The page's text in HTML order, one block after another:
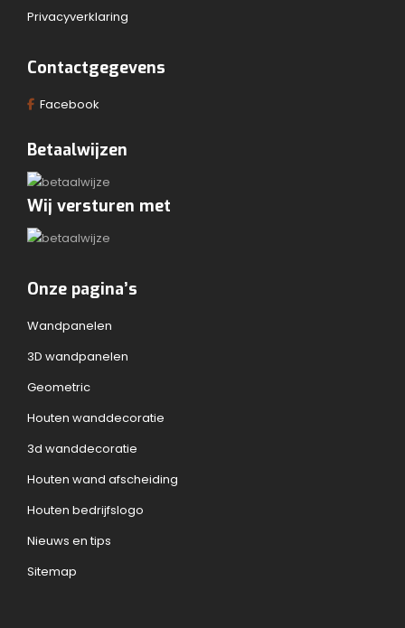
Privacyverklaring
Contactgegevens
Facebook
Betaalwijzen
Wij versturen met
Onze pagina’s
Wandpanelen
3D wandpanelen
Geometric
Houten wanddecoratie
3d wanddecoratie
Houten wand afscheiding
Houten bedrijfslogo
Nieuws en tips
Sitemap